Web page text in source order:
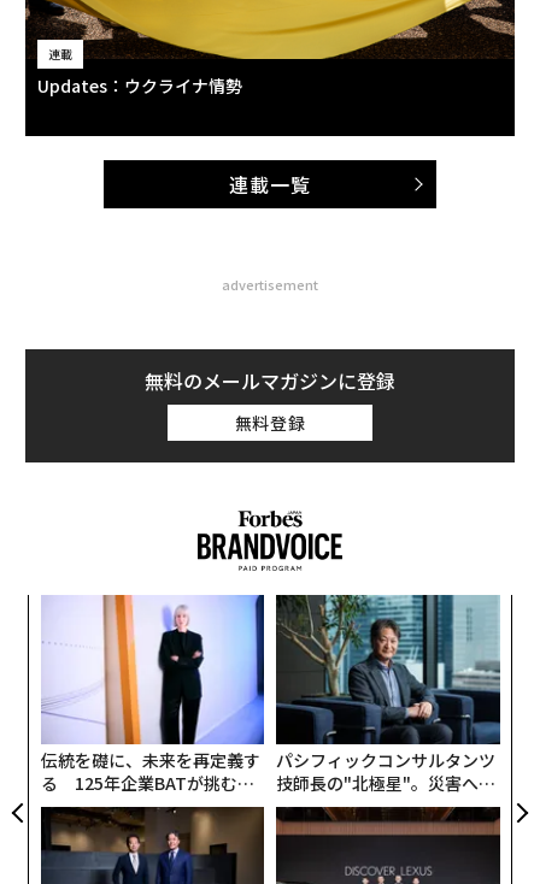
連載
Updates：ウクライナ情勢
連載一覧
advertisement
無料のメールマガジンに登録
無料登録
伝統を礎に、未来を再定義す
る 125年企業BATが挑むス
モークレスな未来
パシフィックコンサルタンツ
技師長の"北極星"。災害への
無力感を乗り越え見つけた、
防災一筋20年の答え